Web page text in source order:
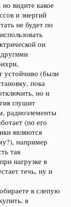
видите какое
и энергий
не будет по
он
устойчиво (были
пока
но и
глушит
радиоэлементы
(по его
являются
например
так
нагрузке в
течь, ну и
в слепую
в